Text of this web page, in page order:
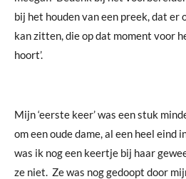
bij het houden van een preek, dat er
kan zitten, die op dat moment voor
hoort’.
Mijn ‘eerste keer’ was een stuk
om een oude dame, al een heel eind
was ik nog een keertje bij haar
ze niet. Ze was nog gedoopt door